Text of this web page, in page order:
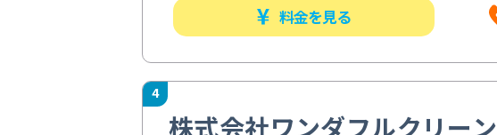
料金を見る
4
株式会社ワンダフルクリーン